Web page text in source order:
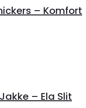
– Komfort
– Ela Slit